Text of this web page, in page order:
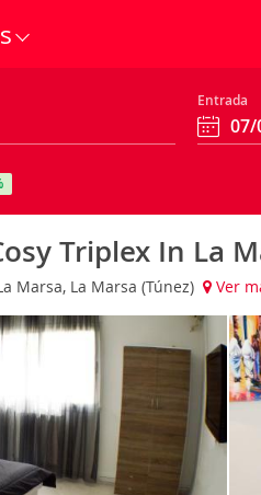
Entrada
Triplex In La
Marsa, La Marsa (Túnez) Ver